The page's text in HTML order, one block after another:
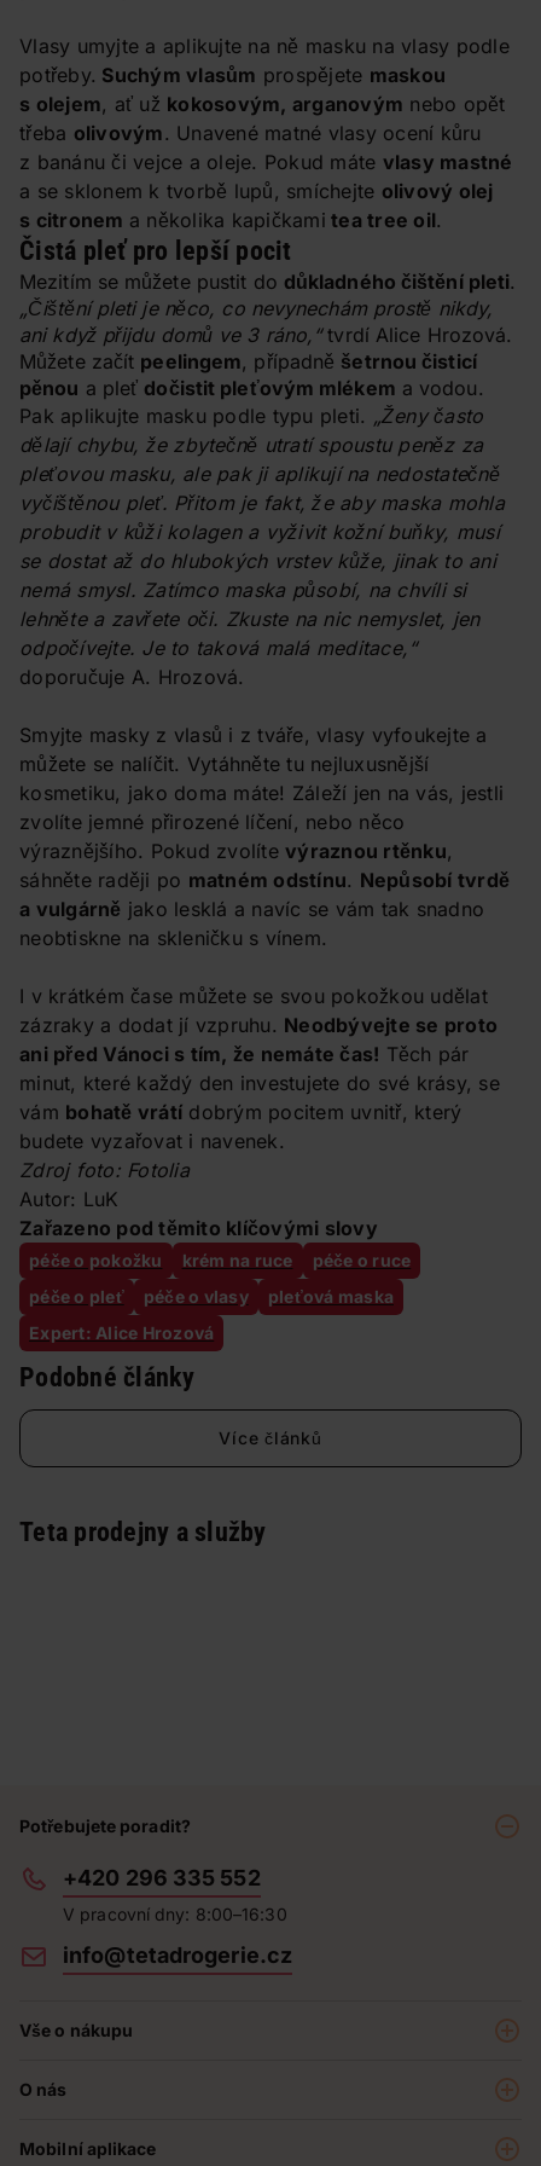
Vlasy umyjte a aplikujte na ně masku na vlasy podle
potřeby. Suchým vlasům prospějete maskou
s olejem, ať už kokosovým, arganovým nebo opět
třeba olivovým. Unavené matné vlasy ocení kůru
z banánu či vejce a oleje. Pokud máte vlasy mastné
a se sklonem k tvorbě lupů, smíchejte olivový olej
s citronem a několika kapičkami tea tree oil.
Čistá pleť pro lepší pocit
Mezitím se můžete pustit do důkladného čištění pleti.
„Čištění pleti je něco, co nevynechám prostě nikdy,
ani když přijdu domů ve 3 ráno,“tvrdí Alice Hrozová.
Můžete začít peelingem, případně šetrnou čisticí
pěnou a pleť dočistit pleťovým mlékem a vodou.
Pak aplikujte masku podle typu pleti. „Ženy často
dělají chybu, že zbytečně utratí spoustu peněz za
pleťovou masku, ale pak ji aplikují na nedostatečně
vyčištěnou pleť. Přitom je fakt, že aby maska mohla
probudit v kůži kolagen a vyživit kožní buňky, musí
se dostat až do hlubokých vrstev kůže, jinak to ani
nemá smysl. Zatímco maska působí, na chvíli si
lehněte a zavřete oči. Zkuste na nic nemyslet, jen
odpočívejte. Je to taková malá meditace,“
doporučuje A. Hrozová.
Smyjte masky z vlasů i z tváře, vlasy vyfoukejte a
můžete se nalíčit. Vytáhněte tu nejluxusnější
kosmetiku, jako doma máte! Záleží jen na vás, jestli
zvolíte jemné přirozené líčení, nebo něco
výraznějšího. Pokud zvolíte výraznou rtěnku,
sáhněte raději po matném odstínu. Nepůsobí tvrdě
a vulgárně jako lesklá a navíc se vám tak snadno
neobtiskne na skleničku s vínem.
I v krátkém čase můžete se svou pokožkou udělat
zázraky a dodat jí vzpruhu. Neodbývejte se proto
ani před Vánoci s tím, že nemáte čas! Těch pár
minut, které každý den investujete do své krásy, se
vám bohatě vrátí dobrým pocitem uvnitř, který
budete vyzařovat i navenek.
Zdroj foto: Fotolia
Autor: LuK
Zařazeno pod těmito klíčovými slovy
péče o pokožku krém na ruce
péče o ruce
péče o pleť
péče o vlasy
pleťová maska
Expert: Alice Hrozová
Podobné články
Více článků
Teta prodejny a služby
Potřebujete poradit?
+420 296 335 552
V pracovní dny: 8:00–16:30
info@tetadrogerie.cz
Vše o nákupu
Prodejny
O nás
Mobilní aplikace